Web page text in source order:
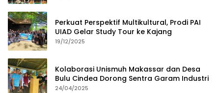
Perkuat Perspektif Multikultural, Prodi PAI
UIAD Gelar Study Tour ke Kajang
19/12/2025
Kolaborasi Unismuh Makassar dan Desa
Bulu Cindea Dorong Sentra Garam Industri
24/04/2025